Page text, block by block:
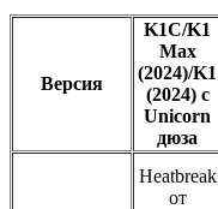
Версия
K1C/K1
Max
(2024)/K1
(2024) с
Unicorn
дюза
Heatbreak
от